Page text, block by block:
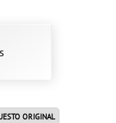
ORIGINAL